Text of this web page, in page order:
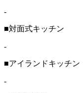
-
■対面式キッチン
-
■アイランドキッチン
-